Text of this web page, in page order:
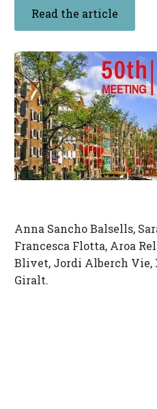
Read the article
Anna Sancho Balsells,
Francesca Flotta, Aroa
Blivet, Jordi Alberch
Giralt.